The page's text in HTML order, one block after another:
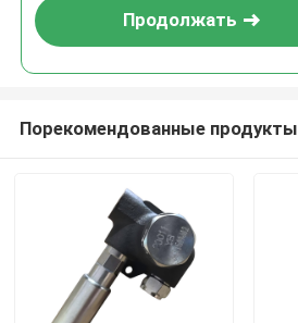
Продолжать
Порекомендованные продукты